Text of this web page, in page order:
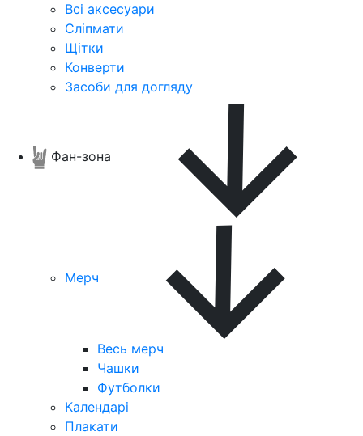
Всі аксесуари
Сліпмати
Щітки
Конверти
Засоби для догляду
Фан-зона
Мерч
Весь мерч
Чашки
Футболки
Календарі
Плакати